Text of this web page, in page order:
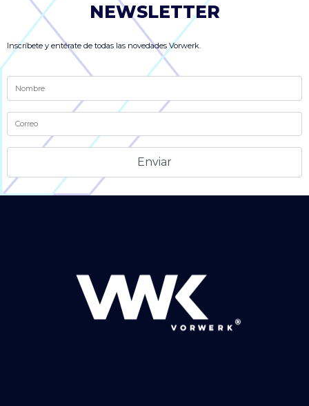
NEWSLETTER
Inscríbete y entérate de todas las novedades Vorwerk.
Alternative: